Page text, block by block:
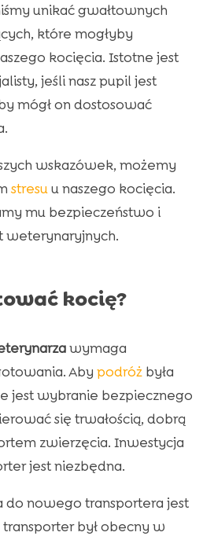
unikać gwałtownych
które mogłyby
kocięcia. Istotne jest
jeśli nasz pupil jest
mógł on dostosować
wskazówek, możemy
stresuu naszego kocięcia.
mu bezpieczeństwo i
weterynaryjnych.
kocię?
wymaga
Aby podróżbyła
jest wybranie bezpiecznego
się trwałością, dobrą
zwierzęcia. Inwestycja
jest niezbędna.
do nowego transportera jest
był obecny w